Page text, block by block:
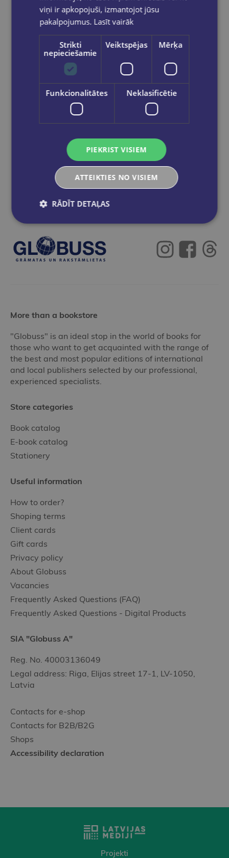
Magnēti FOROFIS 40mmno 4 līdz 6 gab./blisters
€1.15
Add to cart
More than a bookstore
"Globuss" is an ideal stop in the world of books for
those who want to get acquainted with the range of
the best and most popular editions of international
and local publishers selected by our professional,
experienced specialists.
Store categories
Book catalog
E-book catalog
Stationery
Useful information
How to order?
Shoping terms
Client cards
Gift cards
Privacy policy
About Globuss
Vacancies
Frequently Asked Questions (FAQ)
Frequently Asked Questions - Digital Products
SIA "Globuss A"
Reg. No. 40003136049
Legal address: Riga, Elijas street 17-1, LV-1050,
Latvia
Contacts for e-shop
Contacts for B2B/B2G
Shops
Accessibility declaration
Projekti
viņi ir apkopojuši, izmantojot jūsu
pakalpojumus. Lasīt vairāk
Strikti
nepieciešamie
Veiktspējas Mērķa
Funkcionalitātes Neklasificētie
PIEKRIST VISIEM
ATTEIKTIES NO VISIEM
RĀDĪT DETAĻAS